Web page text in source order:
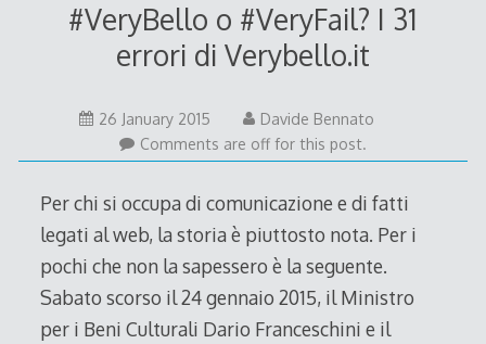
#VeryBello o #VeryFail? I 31
errori di Verybello.it
26 January 201526
January
2015
Davide Bennato
Comments are off for this post.
Per chi si occupa di comunicazione e di fatti
legati al web, la storia è piuttosto nota. Per i
pochi che non la sapessero è la seguente.
Sabato scorso il 24 gennaio 2015, il Ministro
per i Beni Culturali Dario Franceschini e il